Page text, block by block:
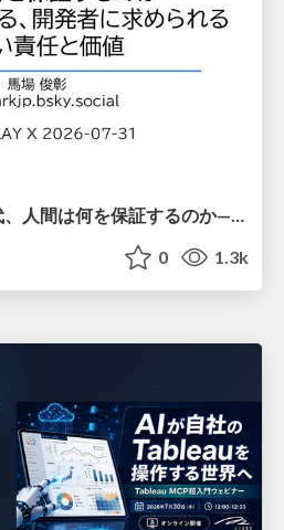
AIがコードを書く時代、人間は何を保証するのか———馬場さんと考える、開発者に求められる新しい責任と価値 - TECH PLAY
0 1.3k